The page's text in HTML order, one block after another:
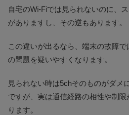
自宅のWi-Fiでは見られないのに、
がありますし、その逆もあります。
この違いが出るなら、端末の故障
の問題を疑いやすくなります。
見られない時は5chそのものがダメ
ですが、実は通信経路の相性や制
ります。